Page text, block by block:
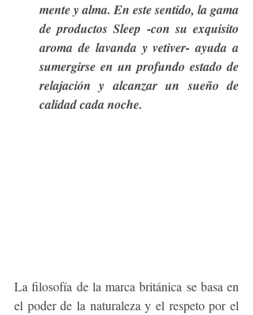
mente y alma. En este sentido, la gama
de productos Sleep -con su exquisito
aroma de lavanda y vetiver- ayuda a
sumergirse en un profundo estado de
relajación y alcanzar un sueño de
calidad cada noche.
La filosofía de la marca británica se basa en
el poder de la naturaleza y el respeto por el